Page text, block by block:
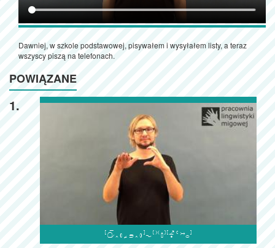
Dawniej, w szkole podstawowej, pisywałem i wysyłałem listy, a teraz
wszyscy piszą na telefonach.
POWIĄZANE
1.
